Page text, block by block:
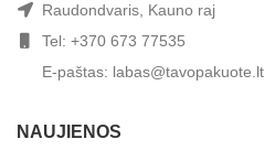
Raudondvaris, Kauno raj
Tel: +370 673 77535
E-paštas: labas@tavopakuote.lt
NAUJIENOS